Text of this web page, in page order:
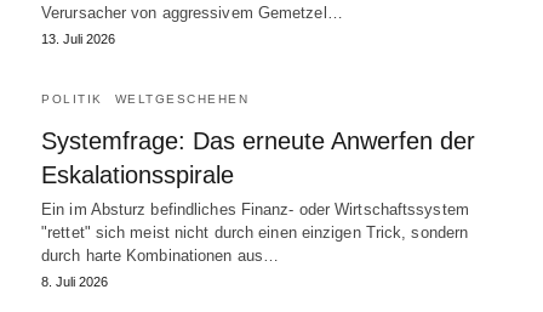
Verursacher von aggressivem Gemetzel…
13. Juli 2026
POLITIK WELTGESCHEHEN
Systemfrage: Das erneute Anwerfen der
Eskalationsspirale
Ein im Absturz befindliches Finanz- oder Wirtschaftssystem
"rettet" sich meist nicht durch einen einzigen Trick, sondern
durch harte Kombinationen aus…
8. Juli 2026